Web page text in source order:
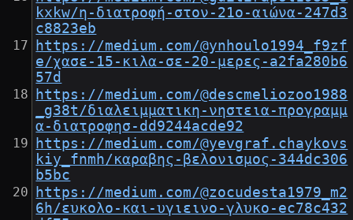
kxkw/η-διατροφή-στον-21ο-αιώνα-247d3
c8823eb
https://medium.com/@ynhoulo1994_f9zf
e/χασε-15-κιλα-σε-20-μερες-a2fa280b6
57d
https://medium.com/@descmeliozoo1988
_g38t/διαλειμματικη-νηστεια-προγραμμ
α-διατροφησ-dd9244acde92
https://medium.com/@yevgraf.chaykovs
kiy_fnmh/καραβης-βελονισμος-344dc306
b5bc
https://medium.com/@zocudesta1979_m2
6h/ευκολο-και-υγιεινο-γλυκο-ec78c432